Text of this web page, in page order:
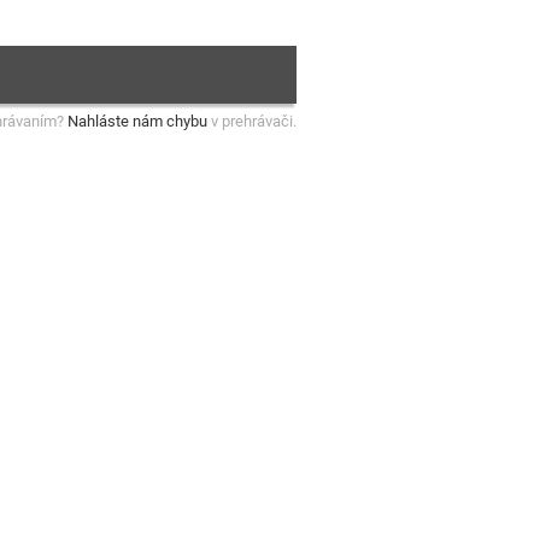
Nahláste nám chybu v prehrávači.